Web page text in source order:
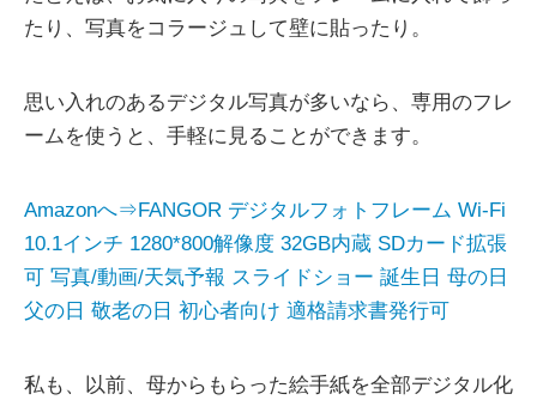
たり、写真をコラージュして壁に貼ったり。
思い入れのあるデジタル写真が多いなら、専用のフレ
ームを使うと、手軽に見ることができます。
Amazonへ⇒FANGOR デジタルフォトフレーム Wi-Fi
10.1インチ 1280*800解像度 32GB内蔵 SDカード拡張
可 写真/動画/天気予報 スライドショー 誕生日 母の日
父の日 敬老の日 初心者向け 適格請求書発行可
私も、以前、母からもらった絵手紙を全部デジタル化